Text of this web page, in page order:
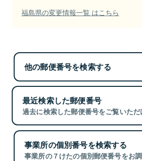
福島県の変更情報一覧 はこちら
他の郵便番号を検索する
最近検索した郵便番号
過去に検索した郵便番号をご覧いただ
事業所の個別番号を検索する
事業所の７けたの個別郵便番号をお調